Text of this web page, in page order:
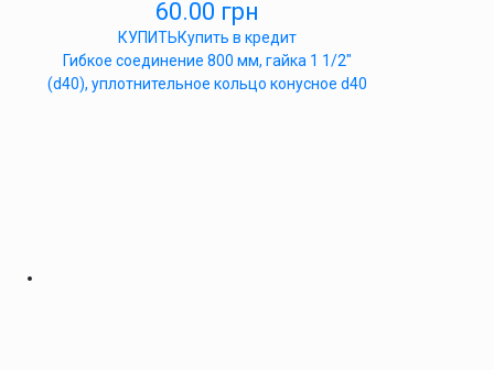
60.00 грн
КУПИТЬКупить в кредит
Гибкое соединение 800 мм, гайка 1 1/2″
(d40), уплотнительное кольцо конусное d40